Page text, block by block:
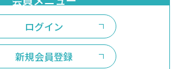
ログイン
新規会員登録